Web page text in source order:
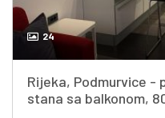
24
Rijeka, Podmurvice -
stana sa balkonom,